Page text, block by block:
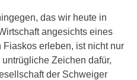
das wir heute in
angesichts eines
erleben, ist nicht nur
Zeichen dafür,
der Schweiger